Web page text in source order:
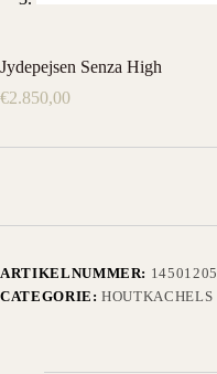
Jydepejsen Senza High
€2.850,00
ARTIKELNUMMER: 14501205
CATEGORIE:HOUTKACHELS